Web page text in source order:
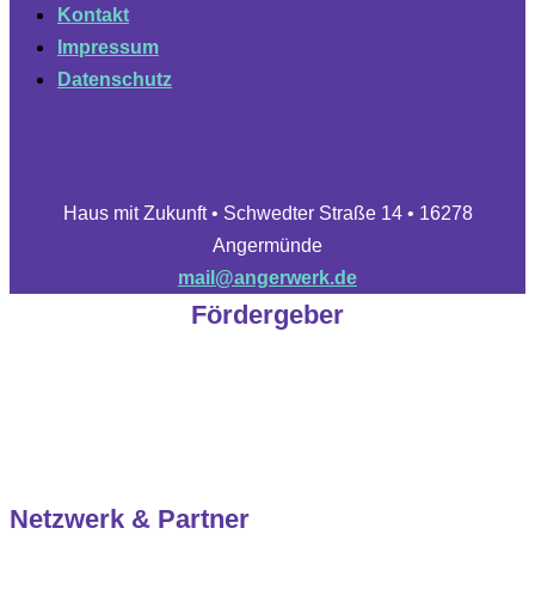
Kontakt
Impressum
Datenschutz
Haus mit Zukunft • Schwedter Straße 14 • 16278
Angermünde
mail@angerwerk.de
Fördergeber
Netzwerk & Partner